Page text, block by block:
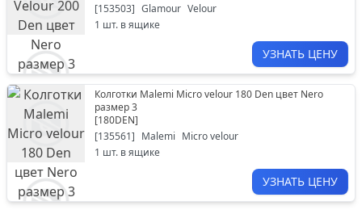
[153503] Glamour Velour
1 шт. в ящике
УЗНАТЬ ЦЕНУ
Колготки Malemi Micro velour 180 Den цвет Nero
размер 3
[180DEN]
[135561] Malemi Micro velour
1 шт. в ящике
УЗНАТЬ ЦЕНУ